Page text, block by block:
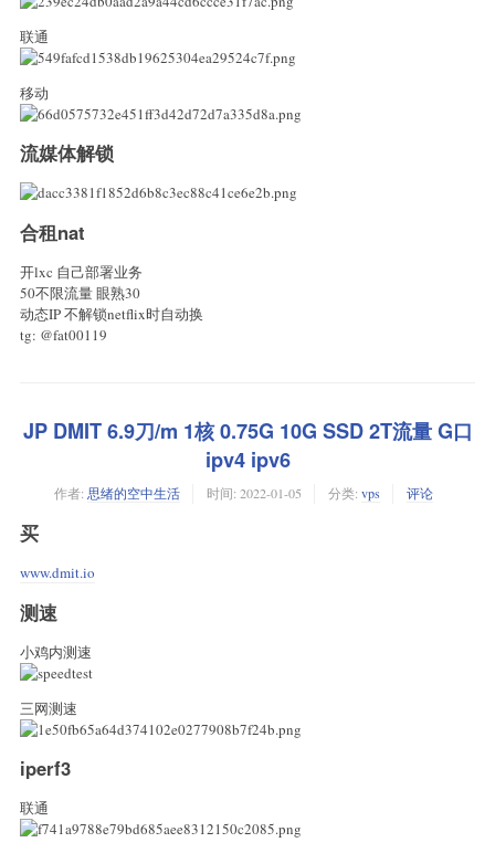
联通
移动
流媒体解锁
合租nat
开lxc 自己部署业务
50不限流量 眼熟30
动态IP 不解锁netflix时自动换
tg: @fat00119
JP DMIT 6.9刀/m 1核 0.75G 10G SSD 2T流量 G口
ipv4 ipv6
作者: 思绪的空中生活 时间: 2022-01-05 分类: vps 评论
买
www.dmit.io
测速
小鸡内测速
三网测速
iperf3
联通